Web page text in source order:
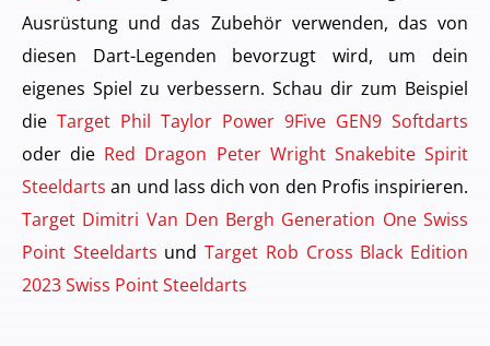
Ausrüstung und das Zubehör verwenden, das von
diesen Dart-Legenden bevorzugt wird, um dein
eigenes Spiel zu verbessern. Schau dir zum Beispiel
die Target Phil Taylor Power 9Five GEN9 Softdarts
oder die Red Dragon Peter Wright Snakebite Spirit
Steeldarts an und lass dich von den Profis inspirieren.
Target Dimitri Van Den Bergh Generation One Swiss
Point Steeldarts undTarget Rob Cross Black Edition
2023 Swiss Point Steeldarts